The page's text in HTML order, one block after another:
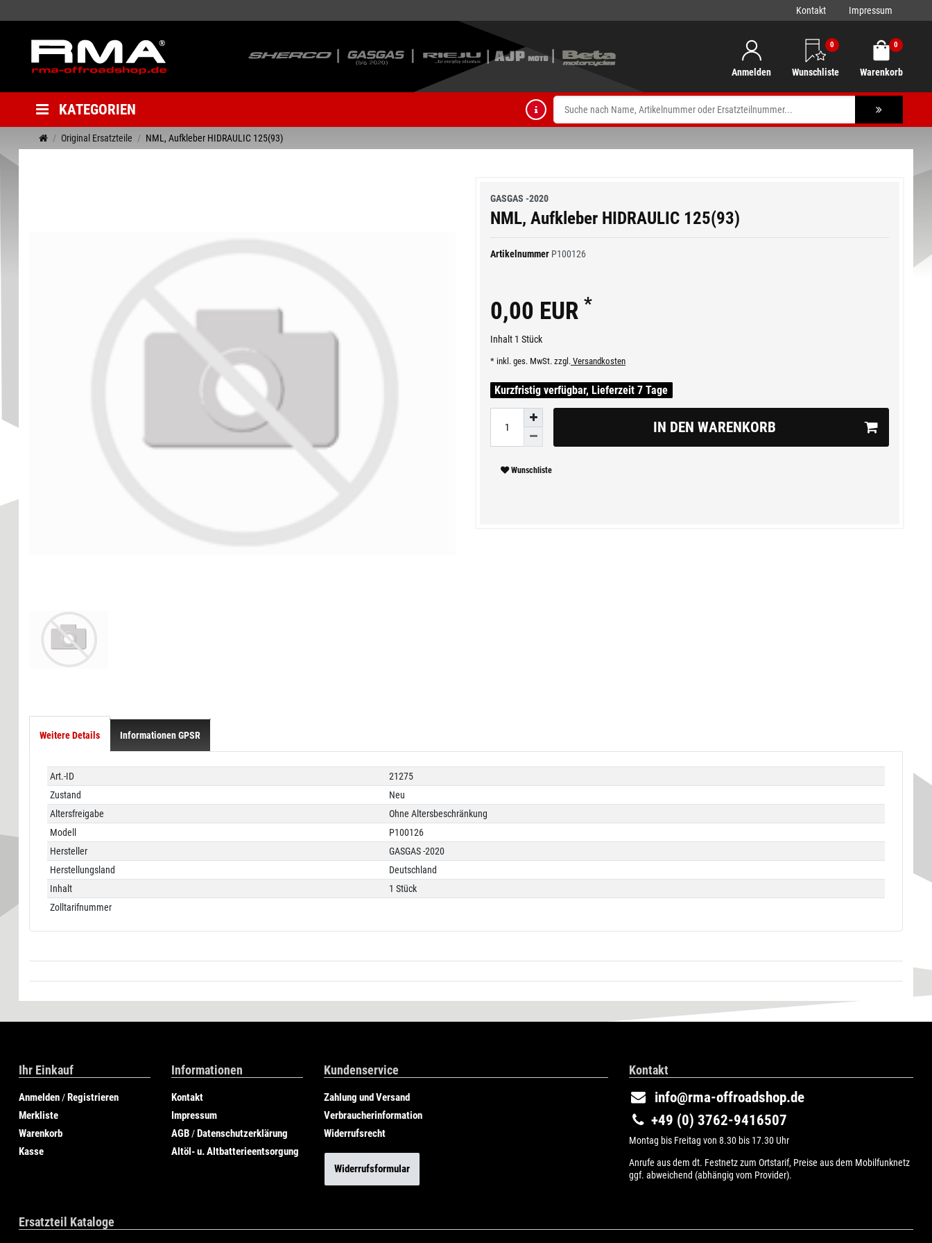
Kontakt Impressum
Anmelden
0
Wunschliste
0
Warenkorb
KATEGORIEN
Original Ersatzteile NML, Aufkleber HIDRAULIC 125(93)
GASGAS -2020
NML, Aufkleber HIDRAULIC 125(93)
Artikelnummer P100126
0,00 EUR *
Inhalt 1 Stück
* inkl. ges. MwSt. zzgl. Versandkosten
Kurzfristig verfügbar, Lieferzeit 7 Tage
IN DEN WARENKORB
Wunschliste
Weitere Details Informationen GPSR
Technisches
Merkmal
Wert
Art.-ID
21275
Zustand
Neu
Altersfreigabe
Ohne Altersbeschränkung
Modell
P100126
Hersteller
GASGAS -2020
Herstellungsland
Deutschland
Inhalt
1 Stück
Zolltarifnummer
Ihr Einkauf
Anmelden /Registrieren
Merkliste
Warenkorb
Kasse
Informationen
Kontakt
Impressum
AGB /Datenschutzerklärung
Altöl- u. Altbatterieentsorgung
Kundenservice
Zahlung und Versand
Verbraucherinformation
Widerrufsrecht
Widerrufsformular
Kontakt
info@rma-offroadshop.de
+49 (0) 3762-9416507
Montag bis Freitag von 8.30 bis 17.30 Uhr
Anrufe aus dem dt. Festnetz zum Ortstarif, Preise aus dem Mobilfunknetz
ggf. abweichend (abhängig vom Provider).
Ersatzteil Kataloge